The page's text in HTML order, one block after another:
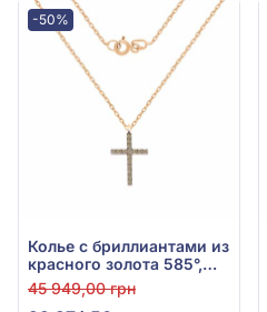
-50%
Колье с бриллиантами из
красного золота 585°,
бриллиант 0,09ct, арт. 1-
3100030к
45 949,00 грн